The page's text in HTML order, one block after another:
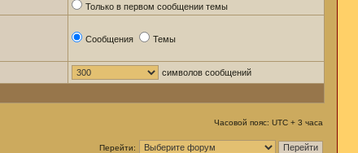
Только в первом сообщении темы
Сообщения Темы
символов сообщений
Часовой пояс: UTC + 3 часа
Перейти: